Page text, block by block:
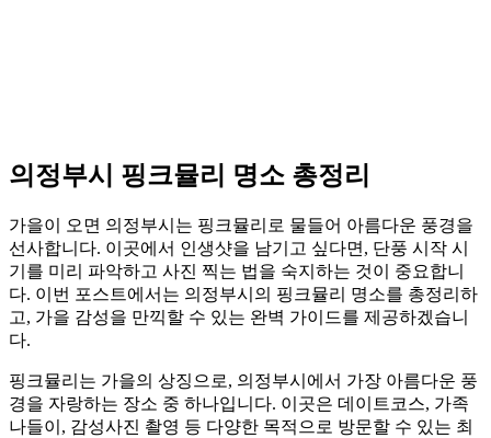
의정부시 핑크뮬리 명소 총정리
가을이 오면 의정부시는 핑크뮬리로 물들어 아름다운 풍경을
선사합니다. 이곳에서 인생샷을 남기고 싶다면, 단풍 시작 시
기를 미리 파악하고 사진 찍는 법을 숙지하는 것이 중요합니
다. 이번 포스트에서는 의정부시의 핑크뮬리 명소를 총정리하
고, 가을 감성을 만끽할 수 있는 완벽 가이드를 제공하겠습니
다.
핑크뮬리는 가을의 상징으로, 의정부시에서 가장 아름다운 풍
경을 자랑하는 장소 중 하나입니다. 이곳은 데이트코스, 가족
나들이, 감성사진 촬영 등 다양한 목적으로 방문할 수 있는 최